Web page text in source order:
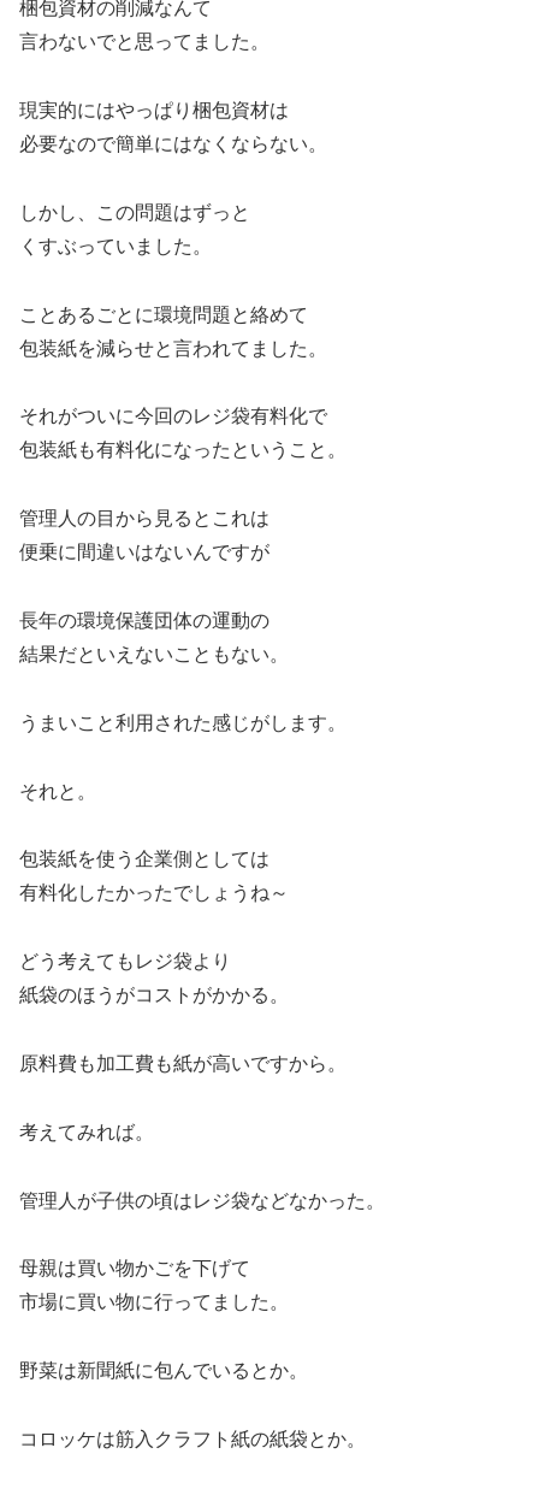
梱包資材の削減なんて
言わないでと思ってました。
現実的にはやっぱり梱包資材は
必要なので簡単にはなくならない。
しかし、この問題はずっと
くすぶっていました。
ことあるごとに環境問題と絡めて
包装紙を減らせと言われてました。
それがついに今回のレジ袋有料化で
包装紙も有料化になったということ。
管理人の目から見るとこれは
便乗に間違いはないんですが
長年の環境保護団体の運動の
結果だといえないこともない。
うまいこと利用された感じがします。
それと。
包装紙を使う企業側としては
有料化したかったでしょうね～
どう考えてもレジ袋より
紙袋のほうがコストがかかる。
原料費も加工費も紙が高いですから。
考えてみれば。
管理人が子供の頃はレジ袋などなかった。
母親は買い物かごを下げて
市場に買い物に行ってました。
野菜は新聞紙に包んでいるとか。
コロッケは筋入クラフト紙の紙袋とか。